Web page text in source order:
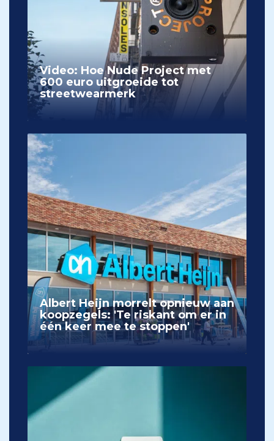
Video: Hoe Nude Project met
600 euro uitgroeide tot
streetwearmerk
Albert Heijn morrelt opnieuw aan
koopzegels: 'Te riskant om er in
één keer mee te stoppen'